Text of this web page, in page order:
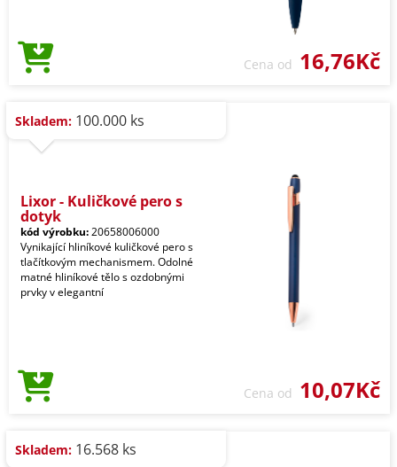
Cena od 16,76Kč
Skladem: 100.000 ks
Lixor - Kuličkové pero s
dotyk
kód výrobku:20658006000
Vynikající hliníkové kuličkové pero s
tlačítkovým mechanismem. Odolné
matné hliníkové tělo s ozdobnými
prvky v elegantní
Cena od 10,07Kč
Skladem: 16.568 ks